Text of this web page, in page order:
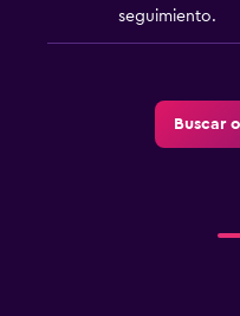
seguimiento.
Buscar